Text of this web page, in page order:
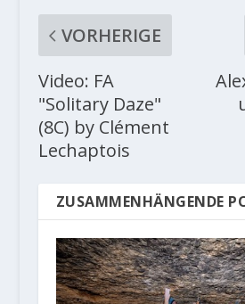
VORHERIGE
Video: FA
"Solitary Daze"
(8C) by Clément
Lechaptois
ZUSAMMENHÄNGENDE